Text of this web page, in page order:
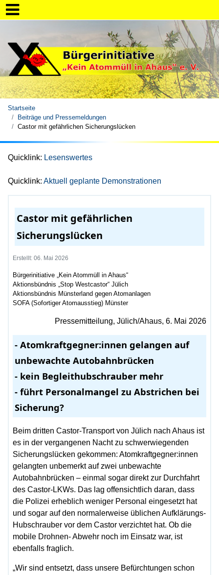
Startseite
Beiträge und Pressemeldungen
Castor mit gefährlichen Sicherungslücken
Quicklink: Lesenswertes
Quicklink: Aktuell geplante Demonstrationen
Castor mit gefährlichen
Sicherungslücken
Erstellt: 06. Mai 2026
Bürgerinitiative „Kein Atommüll in Ahaus“
Aktionsbündnis „Stop Westcastor“ Jülich
Aktionsbündnis Münsterland gegen Atomanlagen
SOFA (Sofortiger Atomausstieg) Münster
Pressemitteilung, Jülich/Ahaus, 6. Mai 2026
- Atomkraftgegner:innen gelangen auf
unbewachte Autobahnbrücken
- kein Begleithubschrauber mehr
- führt Personalmangel zu Abstrichen bei
Sicherung?
Beim dritten Castor-Transport von Jülich nach Ahaus ist
es in der vergangenen Nacht zu schwerwiegenden
Sicherungslücken gekommen: Atomkraftgegner:innen
gelangten unbemerkt auf zwei unbewachte
Autobahnbrücken – einmal sogar direkt zur Durchfahrt
des Castor-LKWs. Das lag offensichtlich daran, dass
die Polizei erheblich weniger Personal eingesetzt hat
und sogar auf den normalerweise üblichen Aufklärungs-
Hubschrauber vor dem Castor verzichtet hat. Ob die
mobile Drohnen- Abwehr noch im Einsatz war, ist
ebenfalls fraglich.
„Wir sind entsetzt, dass unsere Befürchtungen schon